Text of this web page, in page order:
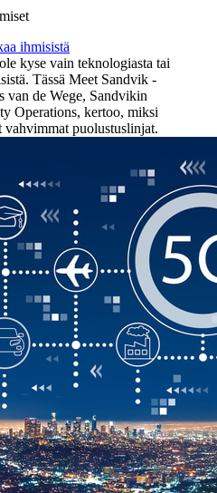
ihmisistä
kyse vain teknologiasta tai
Tässä Meet Sandvik -
van de Wege, Sandvikin
Operations, kertoo, miksi
puolustuslinjat.